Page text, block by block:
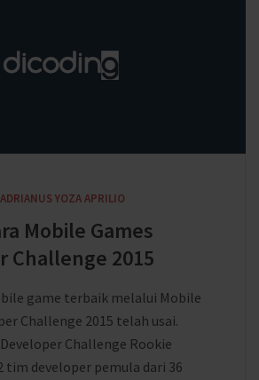
ADRIANUS YOZA APRILIO
Mobile Games
Challenge 2015
game terbaik melalui Mobile
Challenge 2015 telah usai.
Challenge Rookie
tim developer pemula dari 36